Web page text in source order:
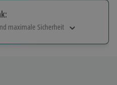
maximale Sicherheit
einlösbar.